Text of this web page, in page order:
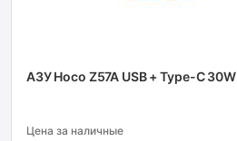
АЗУ Hoco Z57A USB + Type-C 30W
Цена за наличные